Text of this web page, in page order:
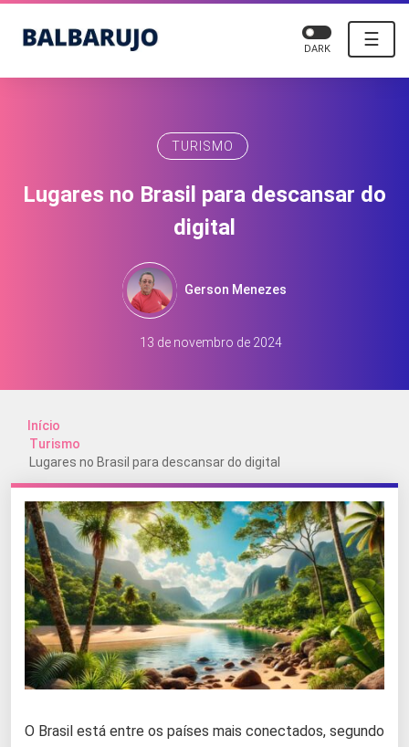
☰
DARK
TURISMO
Lugares no Brasil para descansar do
digital
Gerson Menezes
13 de novembro de 2024
Início
Turismo
Lugares no Brasil para descansar do digital
O Brasil está entre os países mais conectados, segundo